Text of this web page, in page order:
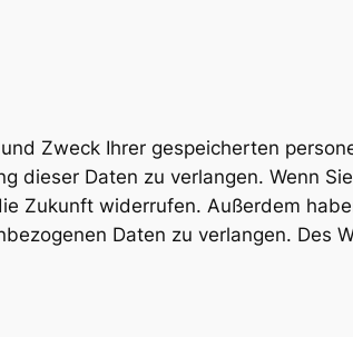
Zweck Ihrer gespeicherten
dieser Daten zu verlangen. Wenn
Zukunft widerrufen. Außerdem
Daten zu verlangen. Des